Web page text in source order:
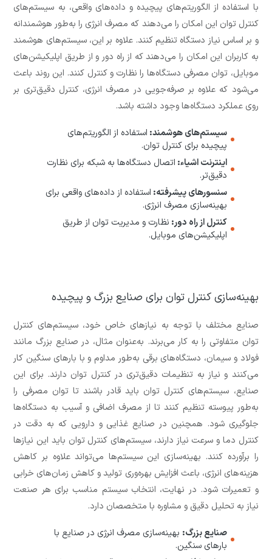
با استفاده از الگوریتم‌های پیچیده و داده‌های واقعی، به سیستم‌های
کنترل توان این امکان را می‌دهند که مصرف انرژی را به‌طور هوشمندانه
و بر اساس نیاز دستگاه تنظیم کنند. علاوه بر این، سیستم‌های هوشمند
به کاربران این امکان را می‌دهند که از راه دور و از طریق اپلیکیشن‌های
موبایل، توان مصرفی دستگاه‌ها را نظارت و کنترل کنند. این روند باعث
می‌شود که علاوه بر صرفه‌جویی در مصرف انرژی، کنترل دقیق‌تری بر
روی عملکرد دستگاه‌ها وجود داشته باشد.
سیستم‌های هوشمند: استفاده از الگوریتم‌های
پیچیده برای کنترل توان.
اینترنت اشیاء: اتصال دستگاه‌ها به شبکه برای نظارت
دقیق‌تر.
سنسورهای پیشرفته: استفاده از داده‌های واقعی برای
بهینه‌سازی مصرف انرژی.
کنترل از راه دور: نظارت و مدیریت توان از طریق
اپلیکیشن‌های موبایل.
بهینه‌سازی کنترل توان برای صنایع بزرگ و پیچیده
صنایع مختلف با توجه به نیازهای خاص خود، سیستم‌های کنترل
توان متفاوتی را به کار می‌برند. به‌عنوان مثال، در صنایع بزرگ مانند
فولاد و سیمان، دستگاه‌های برقی به‌طور مداوم و با بارهای سنگین کار
می‌کنند و نیاز به تنظیمات دقیق‌تری در کنترل توان دارند. برای این
صنایع، سیستم‌های کنترل توان باید قادر باشند تا توان مصرفی را
به‌طور پیوسته تنظیم کنند تا از مصرف اضافی و آسیب به دستگاه‌ها
جلوگیری شود. همچنین در صنایع غذایی و دارویی که به دقت در
کنترل دما و سرعت نیاز دارند، سیستم‌های کنترل توان باید این نیازها
را برآورده کنند. بهینه‌سازی این سیستم‌ها می‌تواند علاوه بر کاهش
هزینه‌های انرژی، باعث افزایش بهره‌وری تولید و کاهش زمان‌های خرابی
و تعمیرات شود. در نهایت، انتخاب سیستم مناسب برای هر صنعت
نیاز به تحلیل دقیق و مشاوره با متخصصان دارد.
صنایع بزرگ: بهینه‌سازی مصرف انرژی در صنایع با
بارهای سنگین.